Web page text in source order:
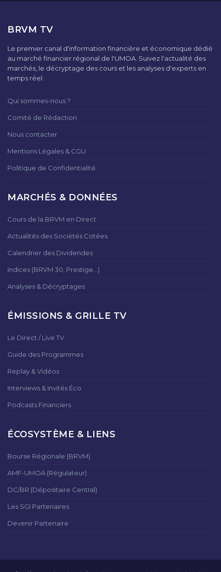
BRVM TV
Le premier canal d'information financière et économique dédié
au marché financier régional de l'UMOA. Suivez l'actualité des
marchés, le décryptage des cours et les analyses d'experts en
temps réel.
Qui sommes-nous ?
Comité de Rédaction
Nous contacter
Mentions Légales & CGU
Politique de Confidentialité
MARCHÉS & DONNÉES
Cours de la BRVM en Direct
Actualités des Sociétés Cotées
Calendrier des Dividendes
Indices (BRVM 30, Prestige...)
Analyses & Décryptages
ÉMISSIONS & GRILLE TV
Le Direct / Live TV
Guide des Programmes
Replay & Vidéos
Interviews & Invités Éco
Podcasts Financiers
ÉCOSYSTÈME & LIENS
Bourse Régionale (BRVM)
AMF-UMOA (Régulateur)
DC/BR (Dépositaire Central)
Les SGI Partenaires
Devenir Partenaire